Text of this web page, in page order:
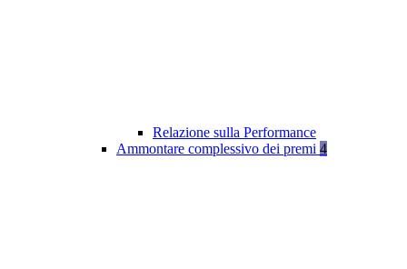
Relazione sulla Performance
Ammontare complessivo dei premi 4